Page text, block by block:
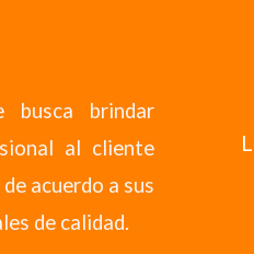
busca brindar
al cliente
acuerdo a sus
de calidad.